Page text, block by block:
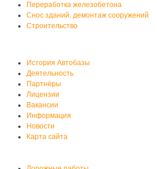
Переработка железобетона
Снос зданий, демонтаж сооружений
Строительство
История Автобазы
Деятельность
Партнёры
Лицензии
Вакансии
Информация
Новости
Карта сайта